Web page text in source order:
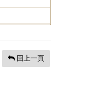
回上一頁